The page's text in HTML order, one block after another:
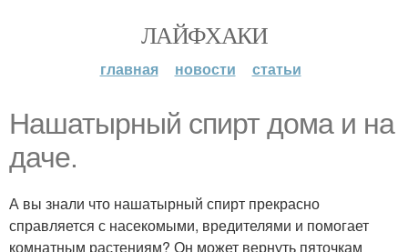
ЛАЙФХАКИ
главная новости статьи
Нашатырный спирт дома и на
даче.
А вы знали что нашатырный спирт прекрасно
справляется с насекомыми, вредителями и помогает
комнатным растениям? Он может вернуть пяточкам